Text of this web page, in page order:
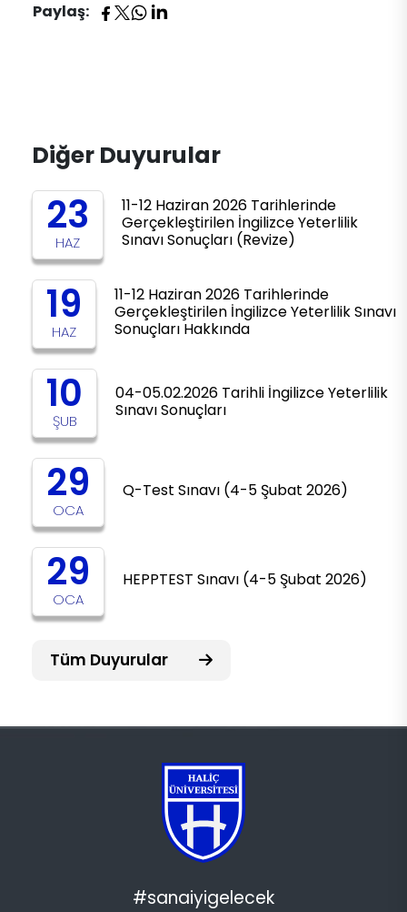
Paylaş:
Diğer Duyurular
23
HAZ
11-12 Haziran 2026 Tarihlerinde
Gerçekleştirilen İngilizce Yeterlilik
Sınavı Sonuçları (Revize)
19
HAZ
11-12 Haziran 2026 Tarihlerinde
Gerçekleştirilen İngilizce Yeterlilik Sınavı
Sonuçları Hakkında
10
ŞUB
04-05.02.2026 Tarihli İngilizce Yeterlilik
Sınavı Sonuçları
29
OCA
Q-Test Sınavı (4-5 Şubat 2026)
29
OCA
HEPPTEST Sınavı (4-5 Şubat 2026)
Tüm Duyurular
#sanaiyigelecek